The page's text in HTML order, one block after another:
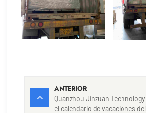
ANTERIOR
Quanzhou Jinzuan
el calendario de vacaciones